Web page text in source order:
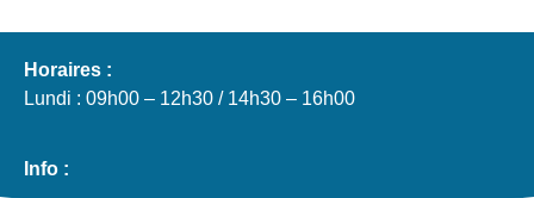
Horaires :
Lundi : 09h00 – 12h30 / 14h30 – 16h00
Info :